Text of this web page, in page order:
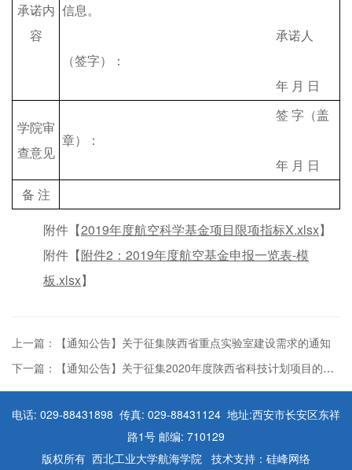
承诺内
容
信息。
承诺人
（签字）：
年 月 日
学院审
查意见
签 字（盖
章）：
年 月 日
备 注
附件【2019年度航空科学基金项目限项指标X.xlsx】
附件【附件2：2019年度航空基金申报一览表-模
板.xlsx】
上一篇：【通知公告】关于征集陕西省重点实验室建设需求的通知
下一篇：【通知公告】关于征集2020年度陕西省科技计划项目的通知
电话: 029-88431898 传真: 029-88431124 地址:西安市长安区东祥
路1号 邮编: 710129
版权所有 西北工业大学航海学院 技术支持：硅峰网络